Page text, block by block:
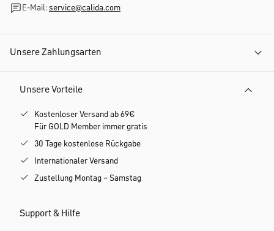
E-Mail: service@calida.com
Unsere Zahlungsarten
Unsere Vorteile
Kostenloser Versand ab 69€
Für GOLD Member immer gratis
30 Tage kostenlose Rückgabe
Internationaler Versand
Zustellung Montag – Samstag
Support & Hilfe